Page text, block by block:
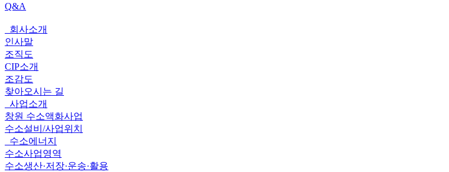
Q&A
전
체
메
뉴
회사소개
인사말
조직도
CIP소개
조감도
찾아오시는 길
사업소개
창원 수소액화사업
수소설비/사업위치
수소에너지
수소사업영역
수소생산·저장·운송·활용